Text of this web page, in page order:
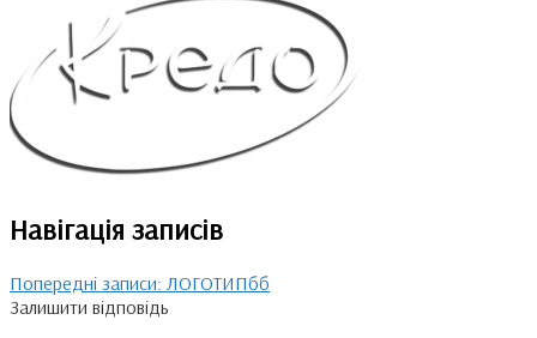
Навігація записів
Попередні записи: ЛОГОТИПбб
Залишити відповідь